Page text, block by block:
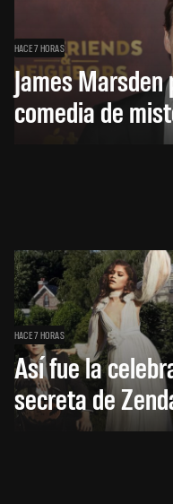
HACE 7 HORAS
James
comedia de
HACE 7 HORAS
Así fue la
secreta de